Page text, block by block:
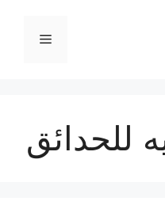
القائمة
للحدائق